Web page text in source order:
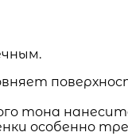
тона
особенно